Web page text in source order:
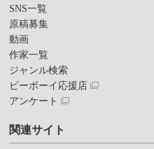
SNS一覧
原稿募集
動画
作家一覧
ジャンル検索
ビーボーイ応援店
アンケート
関連サイト